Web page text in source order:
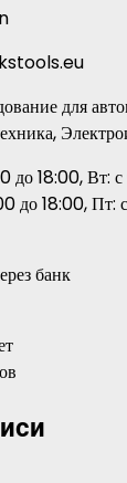
для
до 18:00, Вт:
до 18:00, Пт:
банк